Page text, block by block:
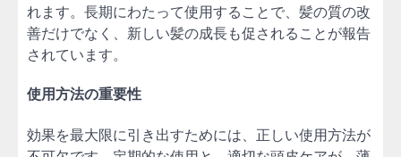
れます。長期にわたって使用することで、髪の質の改
善だけでなく、新しい髪の成長も促されることが報告
されています。
使用方法の重要性
効果を最大限に引き出すためには、正しい使用方法が